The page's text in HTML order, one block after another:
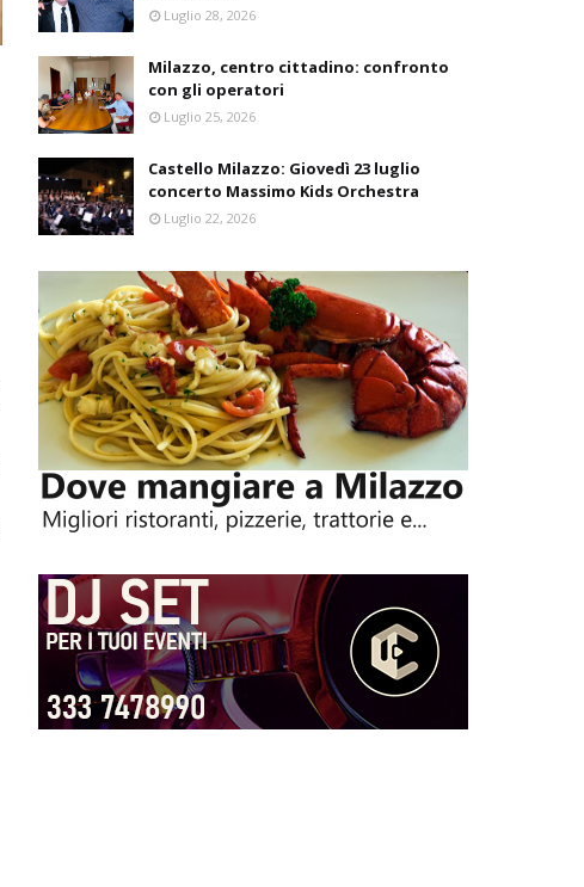
Luglio 28, 2026
Milazzo, centro cittadino: confronto
con gli operatori
Luglio 25, 2026
Castello Milazzo: Giovedì 23 luglio
concerto Massimo Kids Orchestra
Luglio 22, 2026